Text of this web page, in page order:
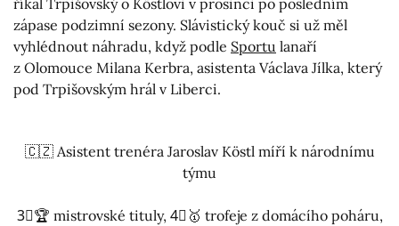
říkal Trpišovský o Köstlovi v prosinci po posledním
zápase podzimní sezony. Slávistický kouč si už měl
vyhlédnout náhradu, když podle Sportu lanaří
z Olomouce Milana Kerbra, asistenta Václava Jílka, který
pod Trpišovským hrál v Liberci.
🇨🇿 Asistent trenéra Jaroslav Köstl míří k národnímu
týmu
3⃣🏆 mistrovské tituly, 4⃣🥇 trofeje z domácího poháru,